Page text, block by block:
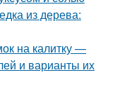
из дерева:
на калитку —
и варианты их